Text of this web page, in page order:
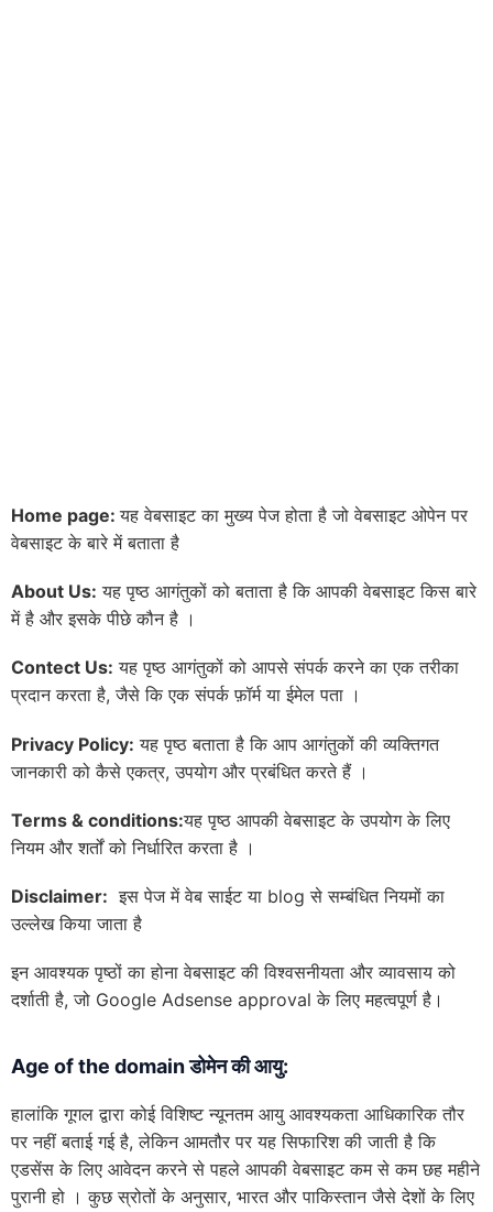
Home page:यह वेबसाइट का मुख्य पेज होता है जो वेबसाइट ओपेन पर
वेबसाइट के बारे में बताता है
About Us: यह पृष्ठ आगंतुकों को बताता है कि आपकी वेबसाइट किस बारे
में है और इसके पीछे कौन है ।
Contect Us: यह पृष्ठ आगंतुकों को आपसे संपर्क करने का एक तरीका
प्रदान करता है, जैसे कि एक संपर्क फ़ॉर्म या ईमेल पता ।
Privacy Policy: यह पृष्ठ बताता है कि आप आगंतुकों की व्यक्तिगत
जानकारी को कैसे एकत्र, उपयोग और प्रबंधित करते हैं ।
Terms & conditions:यह पृष्ठ आपकी वेबसाइट के उपयोग के लिए
नियम और शर्तों को निर्धारित करता है ।
Disclaimer: इस पेज में वेब साईट या blog से सम्बंधित नियमों का
उल्लेख किया जाता है
इन आवश्यक पृष्ठों का होना वेबसाइट की विश्वसनीयता और व्यावसाय को
दर्शाती है, जो Google Adsense approval के लिए महत्वपूर्ण है।
Age of the domainडोमेन की आयु:
हालांकि गूगल द्वारा कोई विशिष्ट न्यूनतम आयु आवश्यकता आधिकारिक तौर
पर नहीं बताई गई है, लेकिन आमतौर पर यह सिफारिश की जाती है कि
एडसेंस के लिए आवेदन करने से पहले आपकी वेबसाइट कम से कम छह महीने
पुरानी हो । कुछ स्रोतों के अनुसार, भारत और पाकिस्तान जैसे देशों के लिए